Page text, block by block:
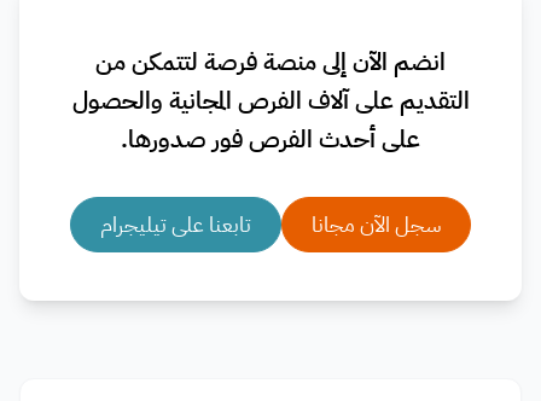
انضم الآن إلى منصة فرصة لتتمكن من
التقديم على آلاف الفرص المجانية والحصول
على أحدث الفرص فور صدورها.
سجل الآن مجانا تابعنا على تيليجرام